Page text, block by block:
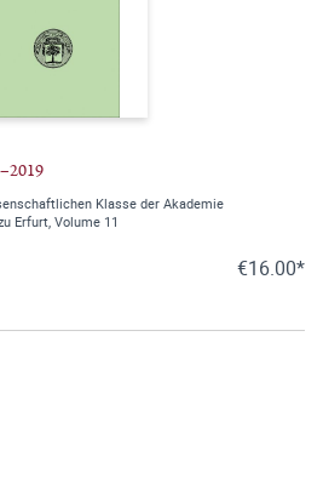
Klasse der Akademie
Erfurt, Volume 11
€16.00*